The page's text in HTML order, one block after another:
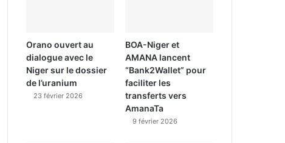
Orano ouvert au
dialogue avec le
Niger sur le dossier
de l’uranium
23 février 2026
BOA-Niger et
AMANA lancent
“Bank2Wallet” pour
faciliter les
transferts vers
AmanaTa
9 février 2026